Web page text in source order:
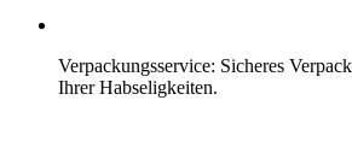
Verpackungsservice: Sicheres
Ihrer Habseligkeiten.